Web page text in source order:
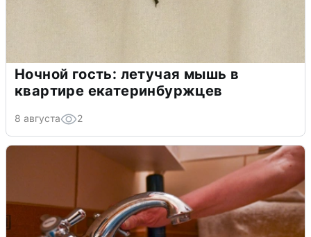
Ночной гость: летучая мышь в
квартире екатеринбуржцев
8 августа 2